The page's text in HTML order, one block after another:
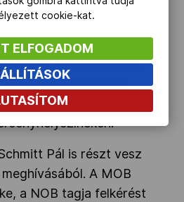
szervezők
hogy a helyiek
a magyar
végigvezetve
Pál is részt vesz
A MOB
a NOB tagja felkérést
cookie-kat.
ELFOGADOM